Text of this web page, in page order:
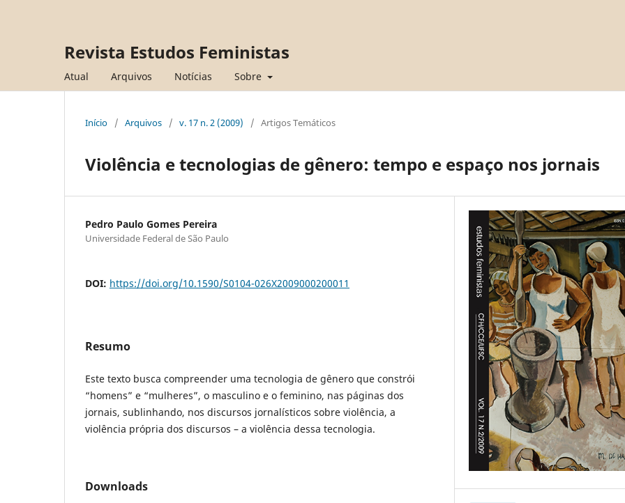
Revista Estudos Feministas
Atual Arquivos Notícias Sobre
Início / Arquivos / v. 17 n. 2 (2009) / Artigos Temáticos
Violência e tecnologias de gênero: tempo e espaço nos jornais
Pedro Paulo Gomes Pereira
Universidade Federal de São Paulo
DOI: https://doi.org/10.1590/S0104-026X2009000200011
Resumo
Este texto busca compreender uma tecnologia de gênero que constrói
“homens” e “mulheres”, o masculino e o feminino, nas páginas dos
jornais, sublinhando, nos discursos jornalísticos sobre violência, a
violência própria dos discursos – a violência dessa tecnologia.
Downloads